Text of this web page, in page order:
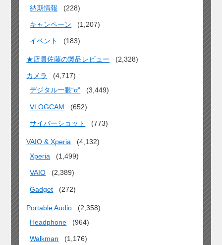
納期情報 (228)
キャンペーン (1,207)
イベント (183)
★店員佐藤の製品レビュー (2,328)
カメラ
(4,717)
デジタル一眼“α”
(3,449)
VLOGCAM (652)
サイバーショット (773)
VAIO & Xperia
(4,132)
Xperia
(1,499)
VAIO (2,389)
Gadget (272)
Portable Audio
(2,358)
Headphone
(964)
Walkman (1,176)